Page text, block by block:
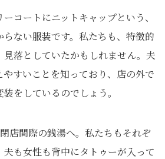
コートにニットキャップという、
ない服装です。私たちも、特徴的
見落としていたかもしれません。夫
すいことを知っており、店の外で
をしているのでしょう。
店間際の銭湯へ。私たちもそれぞ
も女性も背中にタトゥーが入って